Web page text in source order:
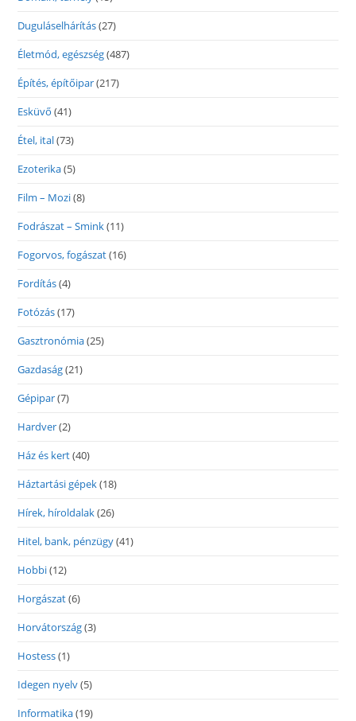
Duguláselhárítás(27)
Életmód, egészség(487)
Építés, építőipar(217)
Esküvő (41)
Étel, ital(73)
Ezoterika(5)
Film – Mozi(8)
Fodrászat – Smink(11)
Fogorvos, fogászat(16)
Fordítás(4)
Fotózás(17)
Gasztronómia(25)
Gazdaság(21)
Gépipar(7)
Hardver(2)
Ház és kert(40)
Háztartási gépek(18)
Hírek, híroldalak(26)
Hitel, bank, pénzügy(41)
Hobbi(12)
Horgászat(6)
Horvátország(3)
Hostess(1)
Idegen nyelv(5)
Informatika(19)